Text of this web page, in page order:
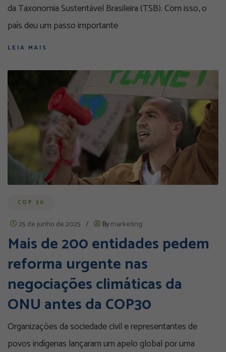
da Taxonomia Sustentável Brasileira (TSB). Com isso, o
país deu um passo importante
LEIA MAIS
COP 30
25 de junho de 2025 / Bymarketing
Mais de 200 entidades pedem
reforma urgente nas
negociações climáticas da
ONU antes da COP30
Organizações da sociedade civil e representantes de
povos indígenas lançaram um apelo global por uma